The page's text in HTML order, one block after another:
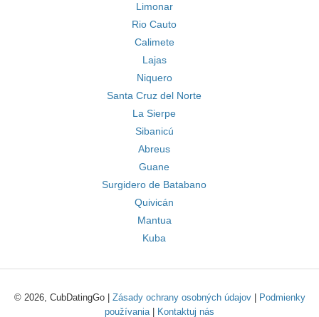
Limonar
Rio Cauto
Calimete
Lajas
Niquero
Santa Cruz del Norte
La Sierpe
Sibanicú
Abreus
Guane
Surgidero de Batabano
Quivicán
Mantua
Kuba
© 2026, CubDatingGo | Zásady ochrany osobných údajov|
Podmienky
používania| Kontaktuj nás